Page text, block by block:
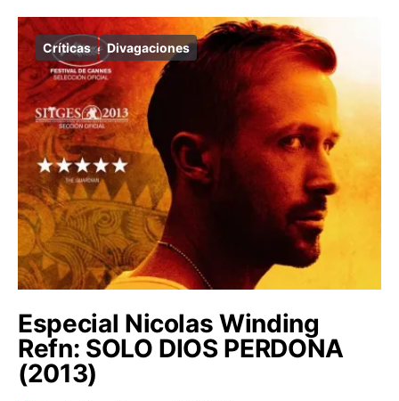
Críticas Divagaciones
Especial Nicolas Winding
Refn: SOLO DIOS PERDONA
(2013)